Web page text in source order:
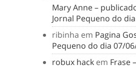
Mary Anne –
Jornal Pequeno do
ribinha em Pagina
Pequeno do dia 07/
robux hack em Frase